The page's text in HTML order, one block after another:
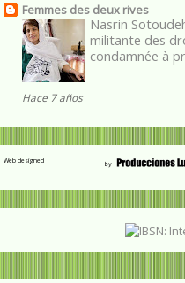
Femmes des deux rives
Nasrin
militante des
condamnée à
Hace 7 años
Web designed